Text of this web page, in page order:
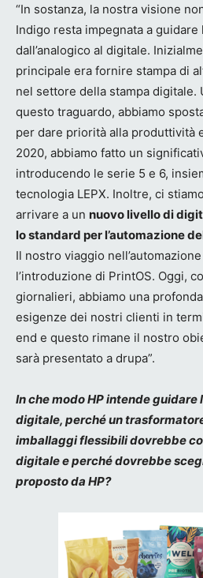
“In sostanza, la nostra visione
Indigo resta impegnata a guidare
dall’analogico al digitale.
principale era fornire stampa di
nel settore della stampa digitale.
questo traguardo, abbiamo
per dare priorità alla produttività
2020, abbiamo fatto un
introducendo le serie 5 e 6,
tecnologia LEPX. Inoltre, ci
arrivare a un nuovo livello di
lo standard per l’automazione
Il nostro viaggio
l’introduzione di PrintOS. Oggi,
giornalieri, abbiamo una
esigenze dei nostri clienti in
end e questo rimane il nostro
sarà presentato a drupa”.
In che modo HP intende
digitale, perché un
imballaggi flessibili dovrebbe
digitale e perché dovrebbe
proposto da HP?